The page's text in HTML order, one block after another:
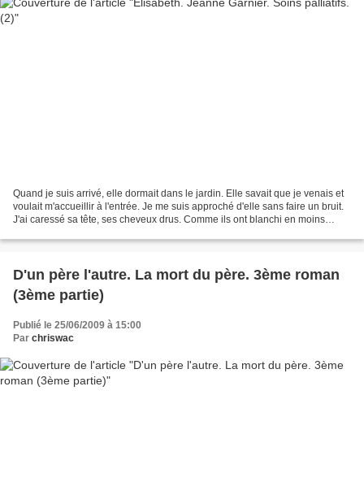
Quand je suis arrivé, elle dormait dans le jardin. Elle savait que je venais et
voulait m'accueillir à l'entrée. Je me suis approché d'elle sans faire un bruit.
J'ai caressé sa tête, ses cheveux drus. Comme ils ont blanchi en moins
D'un père l'autre. La mort du père. 3ème roman
(3ème partie)
Publié le 25/06/2009 à 15:00
Par chriswac